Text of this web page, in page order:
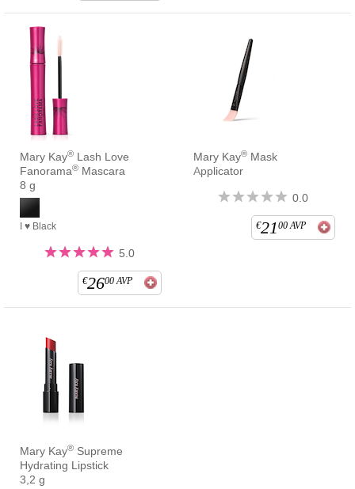
Mary Kay® Lash Love
Fanorama® Mascara
8 g
I ♥ Black
5.0
€2600 AVP
Mary Kay® Mask
Applicator
0.0
€2100 AVP
Mary Kay® Supreme
Hydrating Lipstick
3,2 g